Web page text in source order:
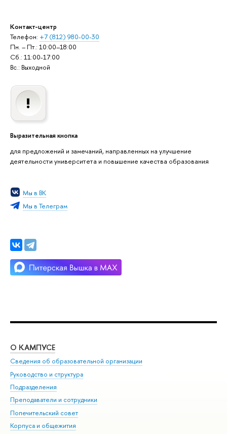
Контакт-центр
Телефон: +7 (812) 980-00-30
Пн. – Пт.: 10:00–18:00
Сб.: 11:00-17:00
Вс.: Выходной
Выразительная кнопка
для предложений и замечаний, направленных на улучшение
деятельности университета и повышение качества образования
Мы в ВК
Мы в Телеграм
О КАМПУСЕ
Сведения об образовательной организации
Руководство и структура
Подразделения
Преподаватели и сотрудники
Попечительский совет
Корпуса и общежития